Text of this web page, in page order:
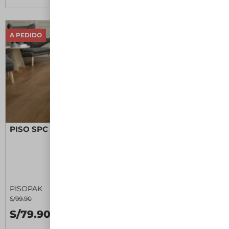
A PEDIDO
PISO SPC XL ROSEWOOD II
PISOPAK
S/99.90
S/79.90 M2